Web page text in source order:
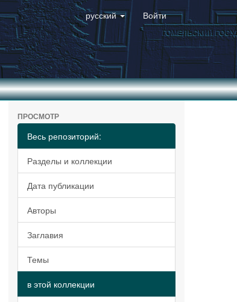
русский Войти
ПРОСМОТР
Весь репозиторий:
Разделы и коллекции
Дата публикации
Авторы
Заглавия
Темы
в этой коллекции